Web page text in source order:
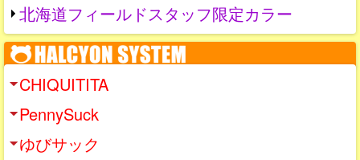
北海道フィールドスタッフ限定カラー
CHIQUITITA
PennySuck
ゆびサック